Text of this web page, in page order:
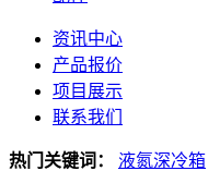
资讯中心
产品报价
项目展示
联系我们
热门关键词： 液氮深冷箱